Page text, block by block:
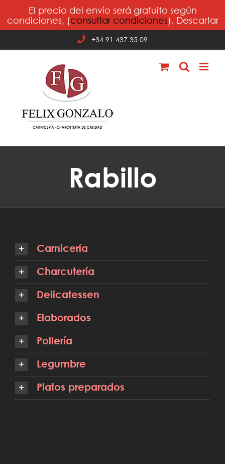
El precio del envío será gratuito según
condiciones, (consultar condiciones). Descartar
contenido
+34 91 437 35 09
Rabillo
Carnicería
Charcutería
Delicatessen
Elaborados
Pollería
Legumbre
Platos preparados